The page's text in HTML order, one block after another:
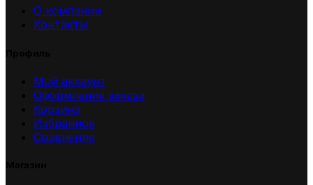
О компании
Контакты
Мой аккаунт
Оформление заказа
Корзина
Избранное
Сравнение